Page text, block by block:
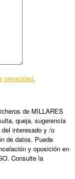
privacidad.
de MILLARES
queja, sugerencia
interesado y /o
de datos. Puede
y oposición en
Consulte la